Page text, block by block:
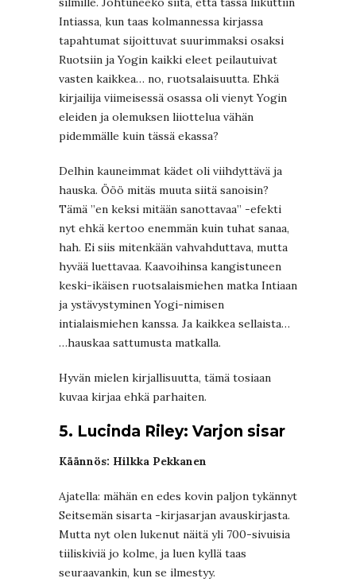
Intiassa, kun taas kolmannessa kirjassa
tapahtumat sijoittuvat suurimmaksi osaksi
Ruotsiin ja Yogin kaikki eleet peilautuivat
vasten kaikkea… no, ruotsalaisuutta. Ehkä
kirjailija viimeisessä osassa oli vienyt Yogin
eleiden ja olemuksen liiottelua vähän
pidemmälle kuin tässä ekassa?
Delhin kauneimmat kädet oli viihdyttävä ja
hauska. Ööö mitäs muuta siitä sanoisin?
Tämä ”en keksi mitään sanottavaa” -efekti
nyt ehkä kertoo enemmän kuin tuhat sanaa,
hah. Ei siis mitenkään vahvahduttava, mutta
hyvää luettavaa. Kaavoihinsa kangistuneen
keski-ikäisen ruotsalaismiehen matka Intiaan
ja ystävystyminen Yogi-nimisen
intialaismiehen kanssa. Ja kaikkea sellaista…
…hauskaa sattumusta matkalla.
Hyvän mielen kirjallisuutta, tämä tosiaan
kuvaa kirjaa ehkä parhaiten.
5. Lucinda Riley: Varjon sisar
Käännös: Hilkka Pekkanen
Ajatella: mähän en edes kovin paljon tykännyt
Seitsemän sisarta -kirjasarjan avauskirjasta.
Mutta nyt olen lukenut näitä yli 700-sivuisia
tiiliskiviä jo kolme, ja luen kyllä taas
seuraavankin, kun se ilmestyy.